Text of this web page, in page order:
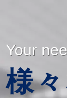
Your
様